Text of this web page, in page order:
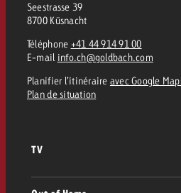
Seestrasse 39
8700 Küsnacht
Téléphone +41 44 914 91 00
E-mail info.ch@goldbach.com
Planifier l’itinéraire avec Google
Plan de situation
TV